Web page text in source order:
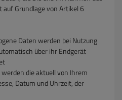
Grundlage von Artikel 6
Daten werden bei Nutzung
über ihr Endgerät
die aktuell von Ihrem
Datum und Uhrzeit, der